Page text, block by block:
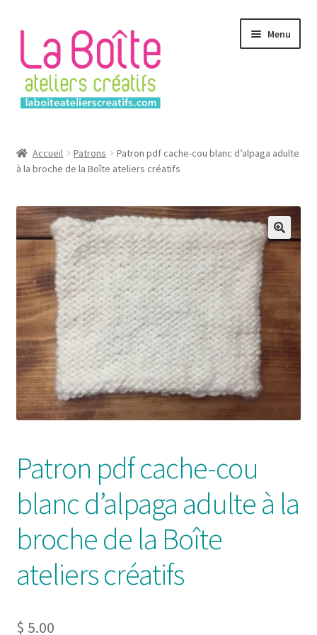
la
navigation
contenu
Menu
Account
Login
Password Reset
Register
Solde de la carte-cadeau
Boutique en ligne
Blog
Politique de confidentialité
Validation de la commande
Contact
Mon compte
Accueil Patrons
Patron pdf cache-cou blanc d’alpaga adulte
à la broche de la Boîte ateliers créatifs
Patron pdf cache-cou
blanc d’alpaga adulte à la
broche de la Boîte
ateliers créatifs
$ 5.00